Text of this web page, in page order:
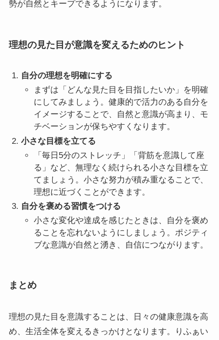
勢が自然とキープできるようになります。
理想の見た目が意識を変えるためのヒント
自分の理想を明確にする
まずは「どんな見た目を目指したいか」を明確
にしてみましょう。健康的で活力のある自分を
イメージすることで、自然と意識が高まり、モ
チベーションが保ちやすくなります。
小さな目標を立てる
「毎日5分のストレッチ」「背筋を意識して座
る」など、無理なく続けられる小さな目標を立
てましょう。小さな努力が積み重なることで、
理想に近づくことができます。
自分を褒める習慣をつける
小さな変化や達成を感じたときは、自分を褒め
ることを忘れないようにしましょう。ポジティ
ブな意識が自然と湧き、自信につながります。
まとめ
理想の見た目を意識することは、日々の健康意識を高
め、生活全体を変えるきっかけとなります。りふぁい